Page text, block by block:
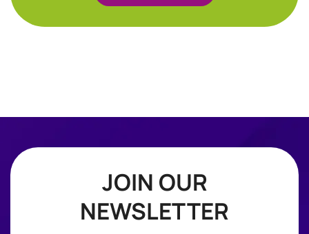
JOIN OUR
NEWSLETTER